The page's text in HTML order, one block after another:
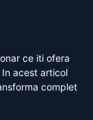
ce iti ofera
acest articol
complet